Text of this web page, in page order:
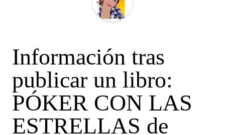
Información tras
publicar un libro:
PÓKER CON LAS
ESTRELLAS de